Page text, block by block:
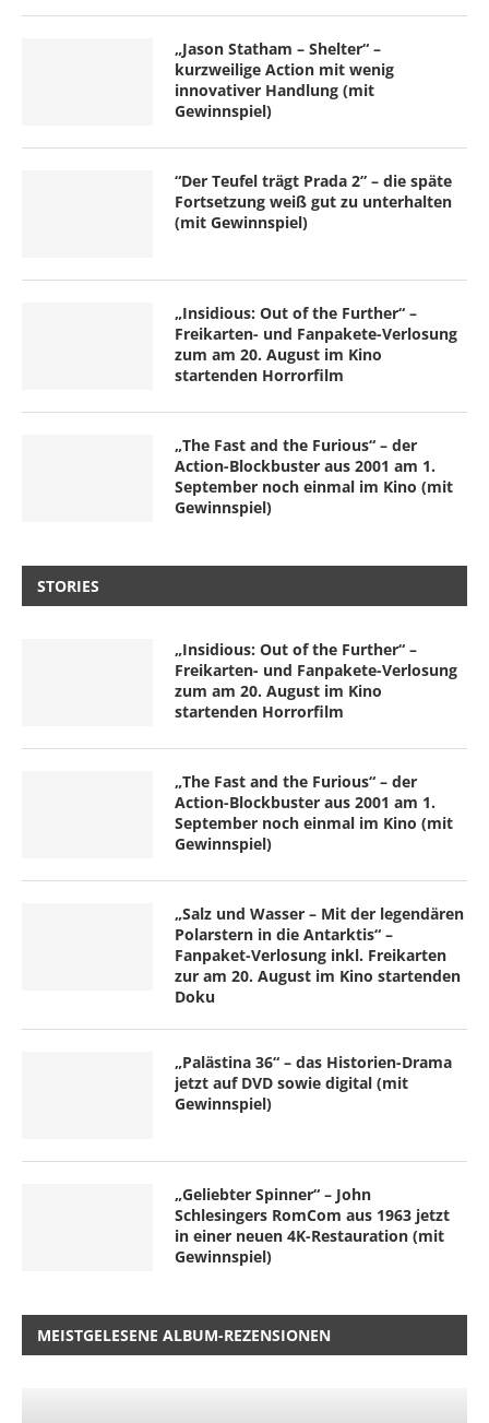
„Jason Statham – Shelter“ –
kurzweilige Action mit wenig
innovativer Handlung (mit
Gewinnspiel)
“Der Teufel trägt Prada 2” – die späte
Fortsetzung weiß gut zu unterhalten
(mit Gewinnspiel)
„Insidious: Out of the Further“ –
Freikarten- und Fanpakete-Verlosung
zum am 20. August im Kino
startenden Horrorfilm
„The Fast and the Furious“ – der
Action-Blockbuster aus 2001 am 1.
September noch einmal im Kino (mit
Gewinnspiel)
STORIES
„Insidious: Out of the Further“ –
Freikarten- und Fanpakete-Verlosung
zum am 20. August im Kino
startenden Horrorfilm
„The Fast and the Furious“ – der
Action-Blockbuster aus 2001 am 1.
September noch einmal im Kino (mit
Gewinnspiel)
„Salz und Wasser – Mit der legendären
Polarstern in die Antarktis“ –
Fanpaket-Verlosung inkl. Freikarten
zur am 20. August im Kino startenden
Doku
„Palästina 36“ – das Historien-Drama
jetzt auf DVD sowie digital (mit
Gewinnspiel)
„Geliebter Spinner“ – John
Schlesingers RomCom aus 1963 jetzt
in einer neuen 4K-Restauration (mit
Gewinnspiel)
MEISTGELESENE ALBUM-REZENSIONEN